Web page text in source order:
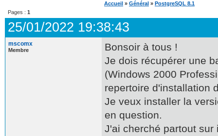
Accueil » Général » PostgreSQL 8.1
Pages : 1
25/01/2022 19:38:43
mscomx
Membre
Bonsoir à tous !
Je dois récupérer une
(Windows 2000
repertoire d'installation
Je veux installer la
en question.
J'ai cherché partout